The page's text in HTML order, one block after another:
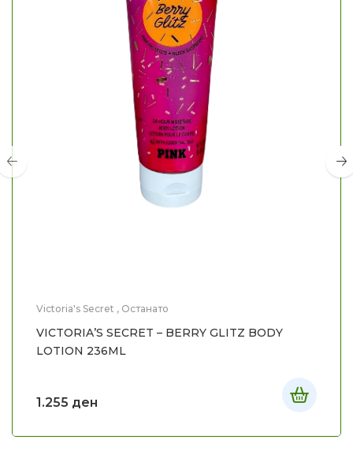
Victoria's Secret , Останато
VICTORIA’S SECRET – BERRY GLITZ BODY
LOTION 236ML
1.255 ден